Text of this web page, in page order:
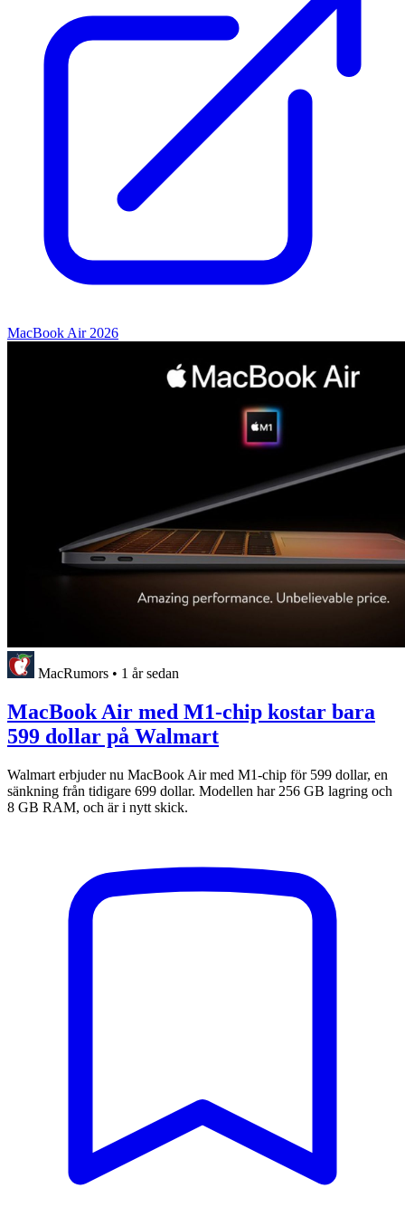
MacBook Air 2026
MacRumors • 1 år sedan
MacBook Air med M1-chip kostar bara
599 dollar på Walmart
Walmart erbjuder nu MacBook Air med M1-chip för 599 dollar, en
sänkning från tidigare 699 dollar. Modellen har 256 GB lagring och
8 GB RAM, och är i nytt skick.